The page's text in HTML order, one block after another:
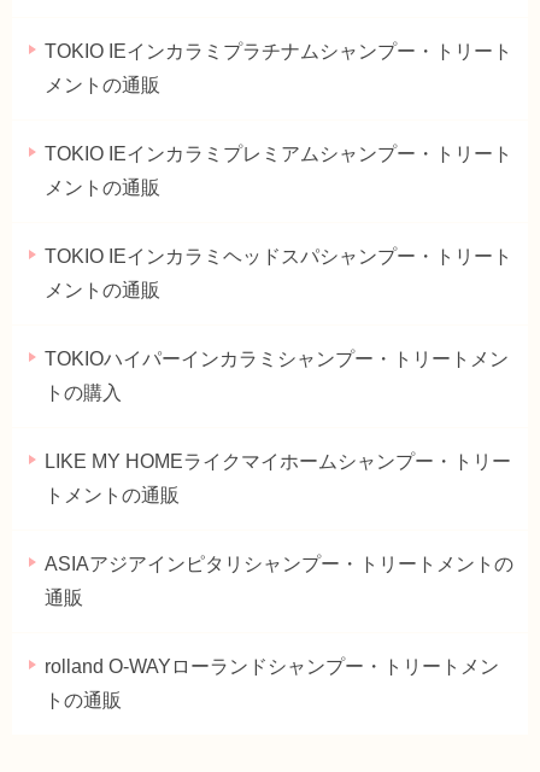
TOKIO IEインカラミプラチナムシャンプー・トリート
メントの通販
TOKIO IEインカラミプレミアムシャンプー・トリート
メントの通販
TOKIO IEインカラミヘッドスパシャンプー・トリート
メントの通販
TOKIOハイパーインカラミシャンプー・トリートメン
トの購入
LIKE MY HOMEライクマイホームシャンプー・トリー
トメントの通販
ASIAアジアインピタリシャンプー・トリートメントの
通販
rolland O-WAYローランドシャンプー・トリートメン
トの通販